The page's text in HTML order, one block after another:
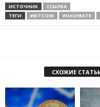
ИСТОЧНИК
ССЫЛКА
ТЕГИ
#BITCOIN #HASHRATE
СХОЖИЕ